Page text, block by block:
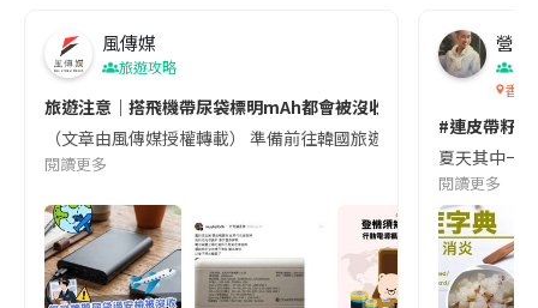
風傳媒
旅遊攻略
旅遊注意｜搭飛機帶尿袋標明mAh都會被沒收😱出發前切記檢查
（文章由風傳媒授權轉載） 準備前往韓國旅遊的民眾，近期要
閱讀更多
營養
香港
#連皮帶籽
夏天其中一
閱讀更多